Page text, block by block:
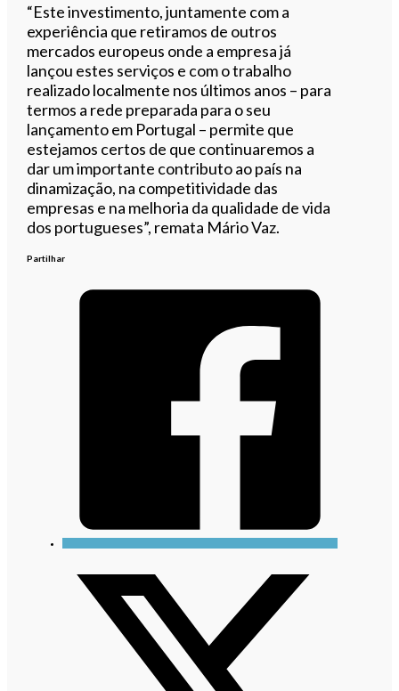
“Este investimento, juntamente com a
experiência que retiramos de outros
mercados europeus onde a empresa já
lançou estes serviços e com o trabalho
realizado localmente nos últimos anos – para
termos a rede preparada para o seu
lançamento em Portugal – permite que
estejamos certos de que continuaremos a
dar um importante contributo ao país na
dinamização, na competitividade das
empresas e na melhoria da qualidade de vida
dos portugueses”, remata Mário Vaz.
Partilhar